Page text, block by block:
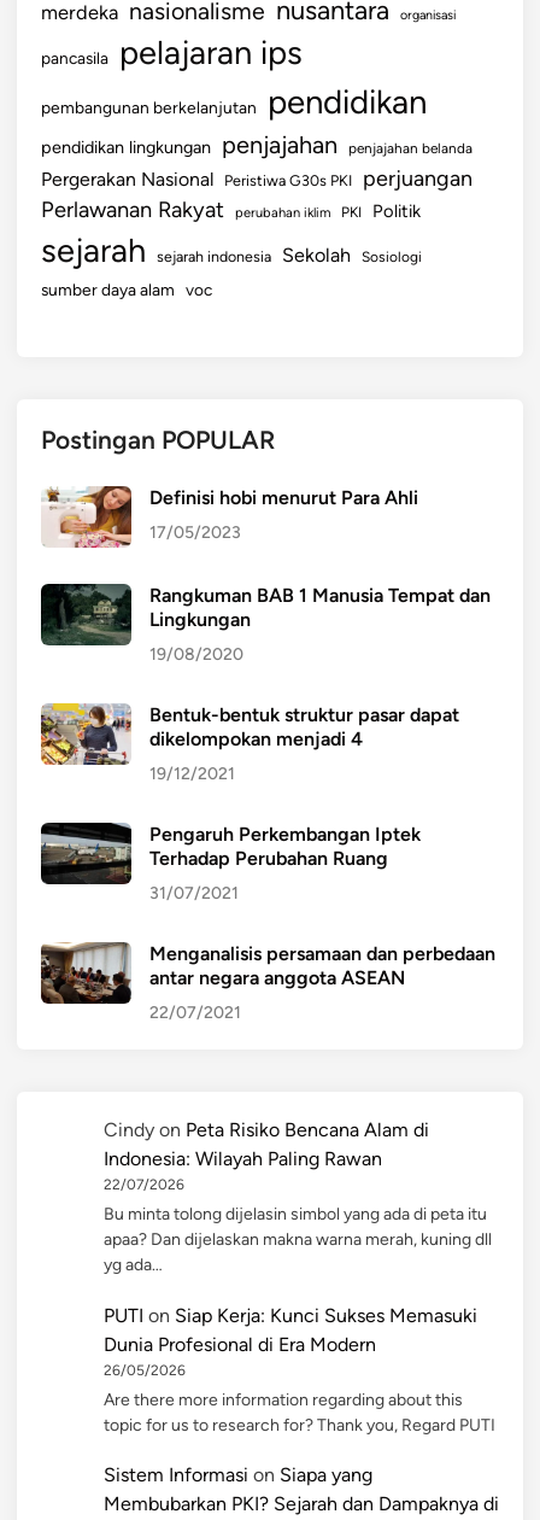
e
t
e
r
a
n
B
m
merdeka nasionalisme nusantara organisasi
pancasila pelajaran ips
pembangunan berkelanjutan pendidikan
pendidikan lingkungan penjajahan penjajahan belanda
Pergerakan Nasional Peristiwa G30s PKI perjuangan
Perlawanan Rakyat perubahan iklim PKI Politik
sejarah sejarah indonesia Sekolah Sosiologi
sumber daya alam voc
Postingan POPULAR
Definisi hobi menurut Para Ahli
17/05/2023
Rangkuman BAB 1 Manusia Tempat dan
Lingkungan
19/08/2020
Bentuk-bentuk struktur pasar dapat
dikelompokan menjadi 4
19/12/2021
Pengaruh Perkembangan Iptek
Terhadap Perubahan Ruang
31/07/2021
Menganalisis persamaan dan perbedaan
antar negara anggota ASEAN
22/07/2021
Cindy on Peta Risiko Bencana Alam di
Indonesia: Wilayah Paling Rawan
22/07/2026
Bu minta tolong dijelasin simbol yang ada di peta itu
apaa? Dan dijelaskan makna warna merah, kuning dll
yg ada…
PUTI on Siap Kerja: Kunci Sukses Memasuki
Dunia Profesional di Era Modern
26/05/2026
Are there more information regarding about this
topic for us to research for? Thank you, Regard PUTI
Sistem Informasi on Siapa yang
Membubarkan PKI? Sejarah dan Dampaknya di